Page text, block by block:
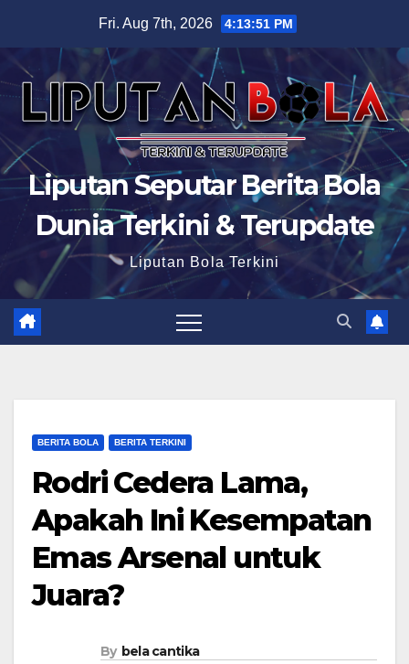
content
Fri. Aug 7th, 2026 4:13:52 PM
Liputan Seputar Berita Bola
Dunia Terkini & Terupdate
Liputan Bola Terkini
BERITA BOLA BERITA TERKINI
Rodri Cedera Lama,
Apakah Ini Kesempatan
Emas Arsenal untuk
Juara?
By bela cantika